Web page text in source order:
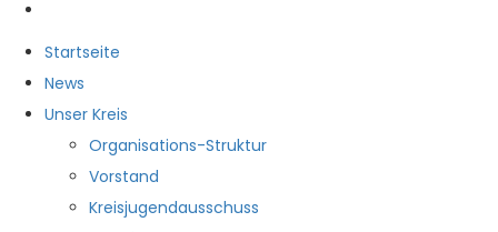
Startseite
News
Unser Kreis
Organisations-Struktur
Vorstand
Kreisjugendausschuss